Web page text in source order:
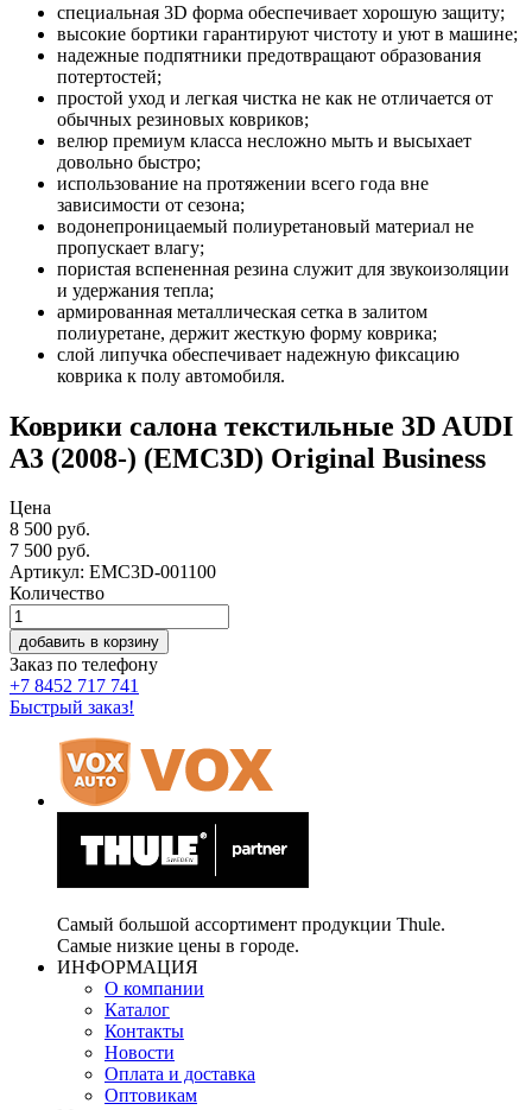
специальная 3D форма обеспечивает хорошую защиту;
высокие бортики гарантируют чистоту и уют в машине;
надежные подпятники предотвращают образования
потертостей;
простой уход и легкая чистка не как не отличается от
обычных резиновых ковриков;
велюр премиум класса несложно мыть и высыхает
довольно быстро;
использование на протяжении всего года вне
зависимости от сезона;
водонепроницаемый полиуретановый материал не
пропускает влагу;
пористая вспененная резина служит для звукоизоляции
и удержания тепла;
армированная металлическая сетка в залитом
полиуретане, держит жесткую форму коврика;
слой липучка обеспечивает надежную фиксацию
коврика к полу автомобиля.
Коврики салона текстильные 3D AUDI
A3 (2008-) (EMC3D) Original Business
Цена
8 500 руб.
7 500 руб.
Артикул: EMC3D-001100
Количество
добавить в корзину
Заказ по телефону
+7 8452 717 741
Быстрый заказ!
Самый большой ассортимент продукции Thule.
Самые низкие цены в городе.
ИНФОРМАЦИЯ
О компании
Каталог
Контакты
Новости
Оплата и доставка
Оптовикам